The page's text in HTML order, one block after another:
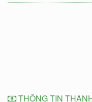
THÔNG TIN